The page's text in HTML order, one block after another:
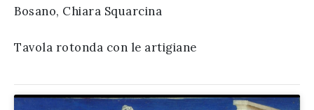
Bosano, Chiara Squarcina
Tavola rotonda con le artigiane